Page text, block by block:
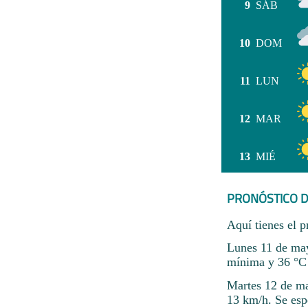
9 SÁB
10 DOM
11 LUN
12 MAR
13 MIÉ
PRONÓSTICO
Aquí tienes el
Lunes 11 de
mínima y 36
Martes 12 de
13 km/h. Se